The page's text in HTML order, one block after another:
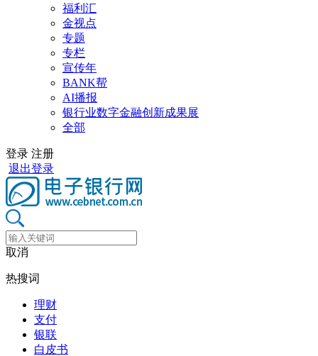
福利汇
金视点
专题
专栏
宣传年
BANK帮
AI播报
银行业数字金融创新成果展
全部
登录 注册
退出登录
取消
热搜词
理财
支付
银联
白皮书